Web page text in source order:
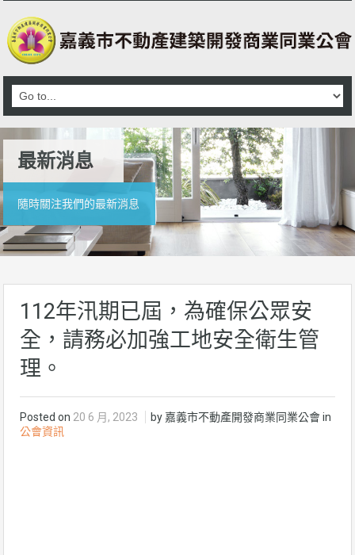
最新消息
隨時關注我們的最新消息
112年汛期已屆，為確保公眾安
全，請務必加強工地安全衛生管
理。
Posted on 20 6 月, 2023
by 嘉義市不動產開發商業同業公會 in
公會資訊